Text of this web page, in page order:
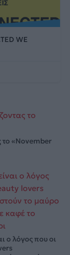
WE
το «November
ο λόγος που οι